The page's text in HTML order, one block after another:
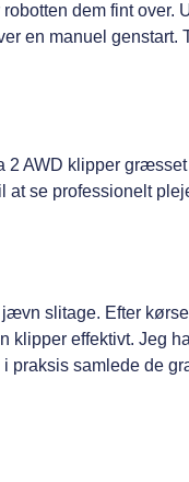
dem fint over.
en manuel genstart.
2 AWD klipper græsset
se professionelt
jævn slitage. Efter
klipper effektivt. Jeg
i praksis samlede de